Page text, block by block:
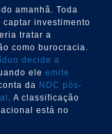
amanhã. Toda
investimento
tratar a
como burocracia.
decide a
eleemite
da NDC pós-
. A classificação
está no